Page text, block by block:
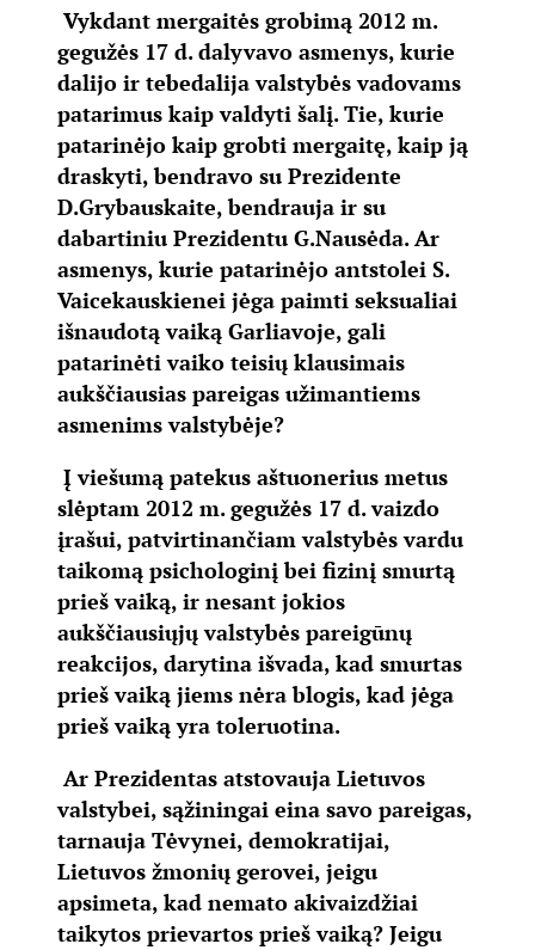
Vykdant mergaitės grobimą 2012 m.
gegužės 17 d. dalyvavo asmenys, kurie
dalijo ir tebedalija valstybės vadovams
patarimus kaip valdyti šalį. Tie, kurie
patarinėjo kaip grobti mergaitę, kaip ją
draskyti, bendravo su Prezidente
D.Grybauskaite, bendrauja ir su
dabartiniu Prezidentu G.Nausėda. Ar
asmenys, kurie patarinėjo antstolei S.
Vaicekauskienei jėga paimti seksualiai
išnaudotą vaiką Garliavoje, gali
patarinėti vaiko teisių klausimais
aukščiausias pareigas užimantiems
asmenims valstybėje?
Į viešumą patekus aštuonerius metus
slėptam 2012 m. gegužės 17 d. vaizdo
įrašui, patvirtinančiam valstybės vardu
taikomą psichologinį bei fizinį smurtą
prieš vaiką, ir nesant jokios
aukščiausiųjų valstybės pareigūnų
reakcijos, darytina išvada, kad smurtas
prieš vaiką jiems nėra blogis, kad jėga
prieš vaiką yra toleruotina.
Ar Prezidentas atstovauja Lietuvos
valstybei, sąžiningai eina savo pareigas,
tarnauja Tėvynei, demokratijai,
Lietuvos žmonių gerovei, jeigu
apsimeta, kad nemato akivaizdžiai
taikytos prievartos prieš vaiką? Jeigu